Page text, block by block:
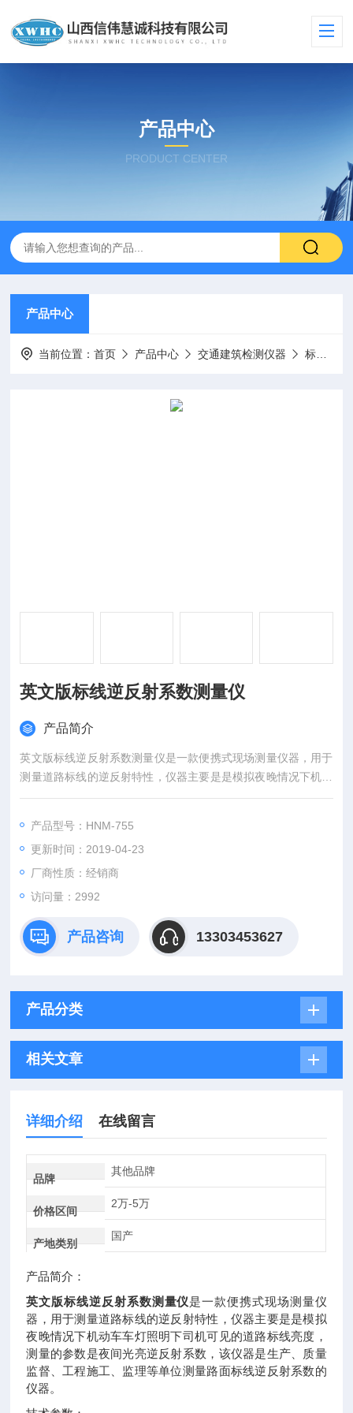
产品中心
PRODUCT CENTER
产品中心
当前位置：首页 产品中心 交通建筑检测仪器 标志标线测定仪
英文版标线逆反射系数测量仪
产品简介
英文版标线逆反射系数测量仪是一款便携式现场测量仪器，用于
测量道路标线的逆反射特性，仪器主要是是模拟夜晚情况下机动
车车灯照明下司机可见的道路标线亮度，测量的参数是夜间光亮
测量路面标线逆反射系数的仪器。
产品型号：HNM-755
更新时间：2019-04-23
厂商性质：经销商
访问量：2992
产品咨询 13303453627
产品分类
相关文章
详细介绍 在线留言
品牌
其他品牌
价格区间
2万-5万
产地类别
国产
产品简介：
英文版标线逆反射系数测量仪是一款便携式现场测量仪
器，用于测量道路标线的逆反射特性，仪器主要是是模拟
夜晚情况下机动车车灯照明下司机可见的道路标线亮度，
测量的参数是夜间光亮逆反射系数，该仪器是生产、质量
监督、工程施工、监理等单位测量路面标线逆反射系数的
仪器。